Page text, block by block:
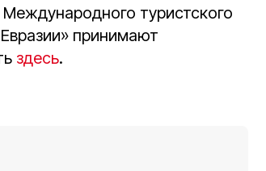
туристского
принимают
здесь.